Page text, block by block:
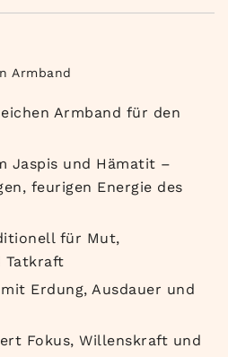
Armband
Armband für den
Jaspis und Hämatit –
feurigen Energie des
für Mut,
Tatkraft
Erdung, Ausdauer und
Fokus, Willenskraft und